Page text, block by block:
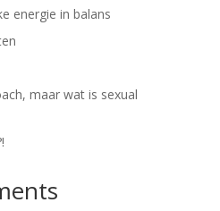
energie in balans
maar wat is sexual